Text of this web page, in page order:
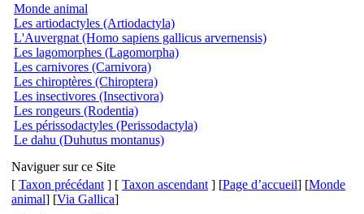
Monde animal
Les artiodactyles (Artiodactyla)
L'Auvergnat (Homo sapiens gallicus arvernensis)
Les lagomorphes (Lagomorpha)
Les carnivores (Carnivora)
Les chiroptères (Chiroptera)
Les insectivores (Insectivora)
Les rongeurs (Rodentia)
Les périssodactyles (Perissodactyla)
Le dahu (Duhutus montanus)
Naviguer sur ce Site
[ Taxon précédant ] [ Taxon ascendant ] [Page d’accueil] [Monde
animal] [Via Gallica]